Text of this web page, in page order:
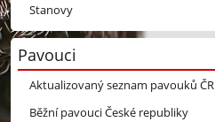
Stanovy
Pavouci
Aktualizovaný seznam pavouků ČR
Běžní pavouci České republiky